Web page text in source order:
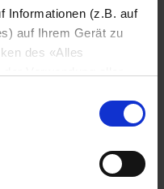
Informationen (z.B. auf
auf Ihrem Gerät zu
des «Alles
jederzeit ändern, indem
am Seitenende
unseren Partnern
auf die